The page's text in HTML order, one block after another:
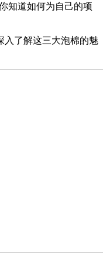
知道如何为自己的项
入了解这三大泡棉的魅